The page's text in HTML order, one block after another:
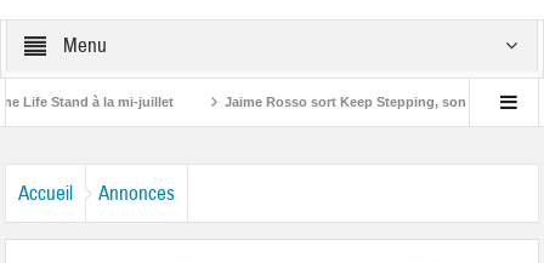
Menu
Stand à la mi-juillet Jaime Rosso sort Keep Stepping, son nouvel EP
Accueil Annonces